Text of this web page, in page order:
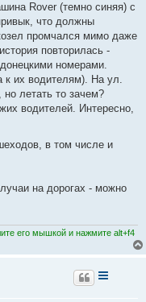
Rover (темно синяя) с
что должны
промчался мимо даже
повторилась -
номерами.
к их водителям). На ул.
летать то зачем?
водителей. Интересно,
в том числе и
на дорогах - можно
его мышкой и нажмите alt+f4